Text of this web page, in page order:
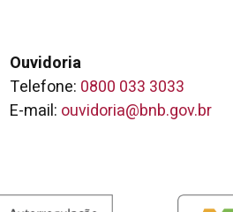
Ouvidoria
Telefone: 0800 033 3033
E-mail: ouvidoria@bnb.gov.br